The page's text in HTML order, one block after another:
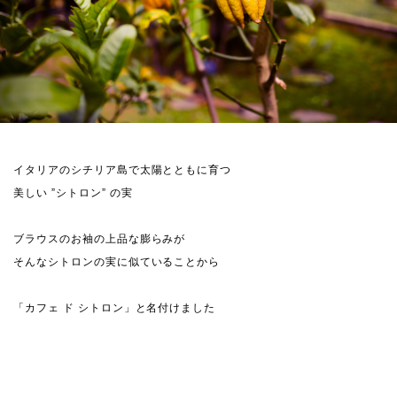
イタリアのシチリア島で太陽とともに育つ
美しい ”シトロン” の実
ブラウスのお袖の上品な膨らみが
そんなシトロンの実に似ていることから
「カフェ ド シトロン」と名付けました